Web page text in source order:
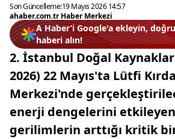
Son Güncelleme:19 Mayıs 2026 14:57
ahaber.com.tr Haber Merkezi
A Haber’i Google'a ekleyin,
haberi alın!
2. İstanbul Doğal Kaynaklar
2026) 22 Mayıs'ta Lütfi
Merkezi'nde
enerji dengelerini
gerilimlerin arttığı kritik